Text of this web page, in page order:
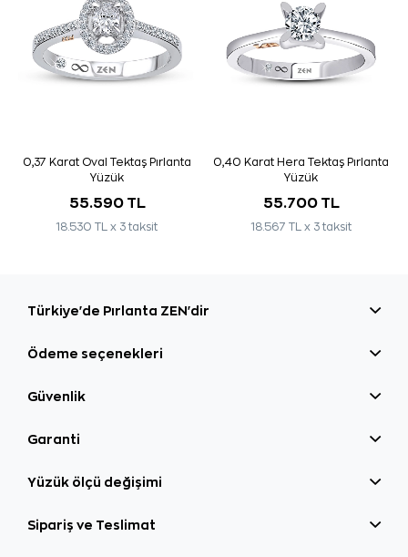
0,37 Karat Oval Tektaş Pırlanta
Yüzük
55.590 TL
18.530 TL x 3 taksit
0,40 Karat Hera Tektaş Pırlanta
Yüzük
55.700 TL
18.567 TL x 3 taksit
Türkiye'de Pırlanta ZEN'dir
Ödeme seçenekleri
Güvenlik
Garanti
Yüzük ölçü değişimi
Sipariş ve Teslimat